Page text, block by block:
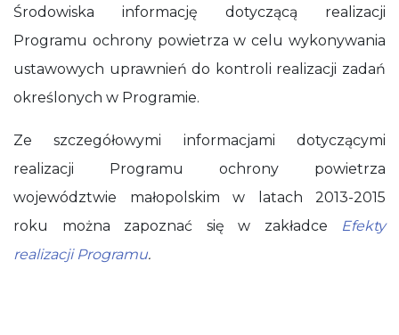
Środowiska informację dotyczącą realizacji
Programu ochrony powietrza w celu wykonywania
ustawowych uprawnień do kontroli realizacji zadań
określonych w Programie.
Ze szczegółowymi informacjami dotyczącymi
realizacji Programu ochrony powietrza
województwie małopolskim w latach 2013-2015
roku można zapoznać się w zakładce
Efekty
realizacji Programu.